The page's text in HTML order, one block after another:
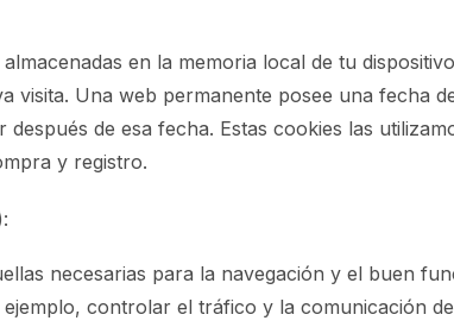
en la memoria local de tu
visita. Una web permanente posee una fecha
de esa fecha. Estas cookies las
y registro.
necesarias para la navegación y el buen
controlar el tráfico y la comunicación